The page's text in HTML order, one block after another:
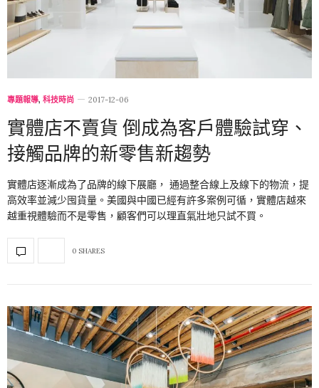
專題報導, 科技時尚 2017-12-06
實體店不賣貨 倒成為客戶體驗試穿、
接觸品牌的新零售新趨勢
實體店逐漸成為了品牌的線下展廳， 通過整合線上及線下的物流，提
高效率並減少囤貨量。美國與中國已經有許多案例可循，實體店越來
越重視體驗而不是零售，顧客們可以理直氣壯地只試不買。
0 SHARES